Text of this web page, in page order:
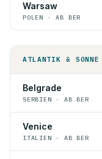
Warsaw
POLEN · AB BER
ATLANTIK & SONNE
Belgrade
SERBIEN · AB BER
Venice
ITALIEN · AB BER